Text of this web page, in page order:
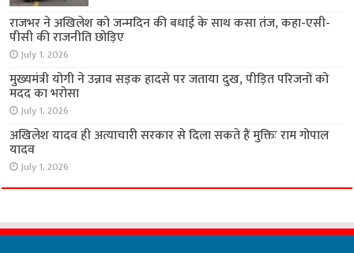
राजभर ने अखिलेश को जन्मदिन की बधाई के साथ कसा तंज, कहा-एसी-
पीसी की राजनीति छोड़िए
July 1, 2026
मुख्यमंत्री योगी ने उन्नाव सड़क हादसे पर जताया दुख, पीड़ित परिजनों को
मदद का भरोसा
July 1, 2026
अखिलेश यादव ही अत्याचारी सरकार से दिला सकते हैं मुक्तिः राम गोपाल
यादव
July 1, 2026